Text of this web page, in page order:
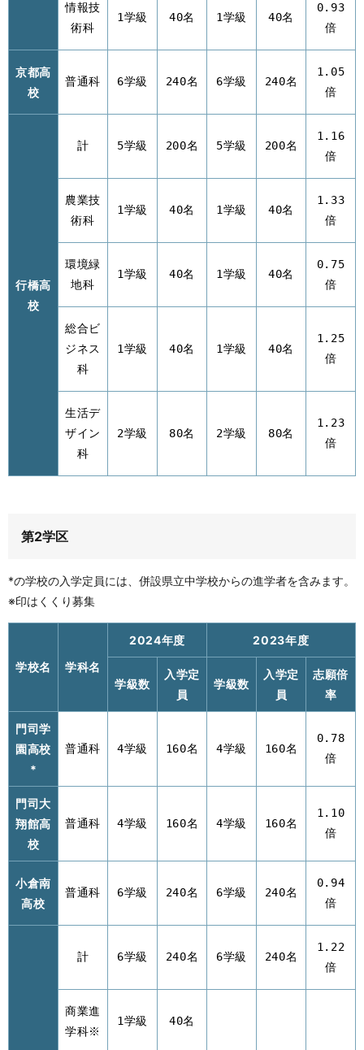
情報技
術科
1学級 40名 1学級 40名
0.93
倍
京都高
校
普通科 6学級 240名 6学級 240名
1.05
倍
行橋高
校
計 5学級 200名 5学級 200名
1.16
倍
農業技
術科
1学級 40名 1学級 40名
1.33
倍
環境緑
地科
1学級 40名 1学級 40名
0.75
倍
総合ビ
ジネス
科
1学級 40名 1学級 40名
1.25
倍
生活デ
ザイン
科
2学級 80名 2学級 80名
1.23
倍
第2学区
*の学校の入学定員には、併設県立中学校からの進学者を含みます。
※印はくくり募集
学校名 学科名
2024年度 2023年度
学級数
入学定
員
学級数
入学定
員
志願倍
率
門司学
園高校
*
普通科 4学級 160名 4学級 160名
0.78
倍
門司大
翔館高
校
普通科 4学級 160名 4学級 160名
1.10
倍
小倉南
高校
普通科 6学級 240名 6学級 240名
0.94
倍
計 6学級 240名 6学級 240名
1.22
倍
商業進
学科※
1学級 40名